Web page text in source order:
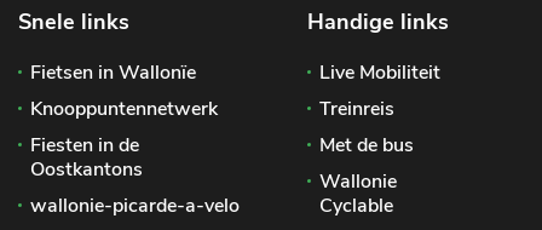
Snele links
Fietsen in Wallonïe
Knooppuntennetwerk
Fiesten in de
Oostkantons
wallonie-picarde-a-velo
Handige links
Live Mobiliteit
Treinreis
Met de bus
Wallonie
Cyclable